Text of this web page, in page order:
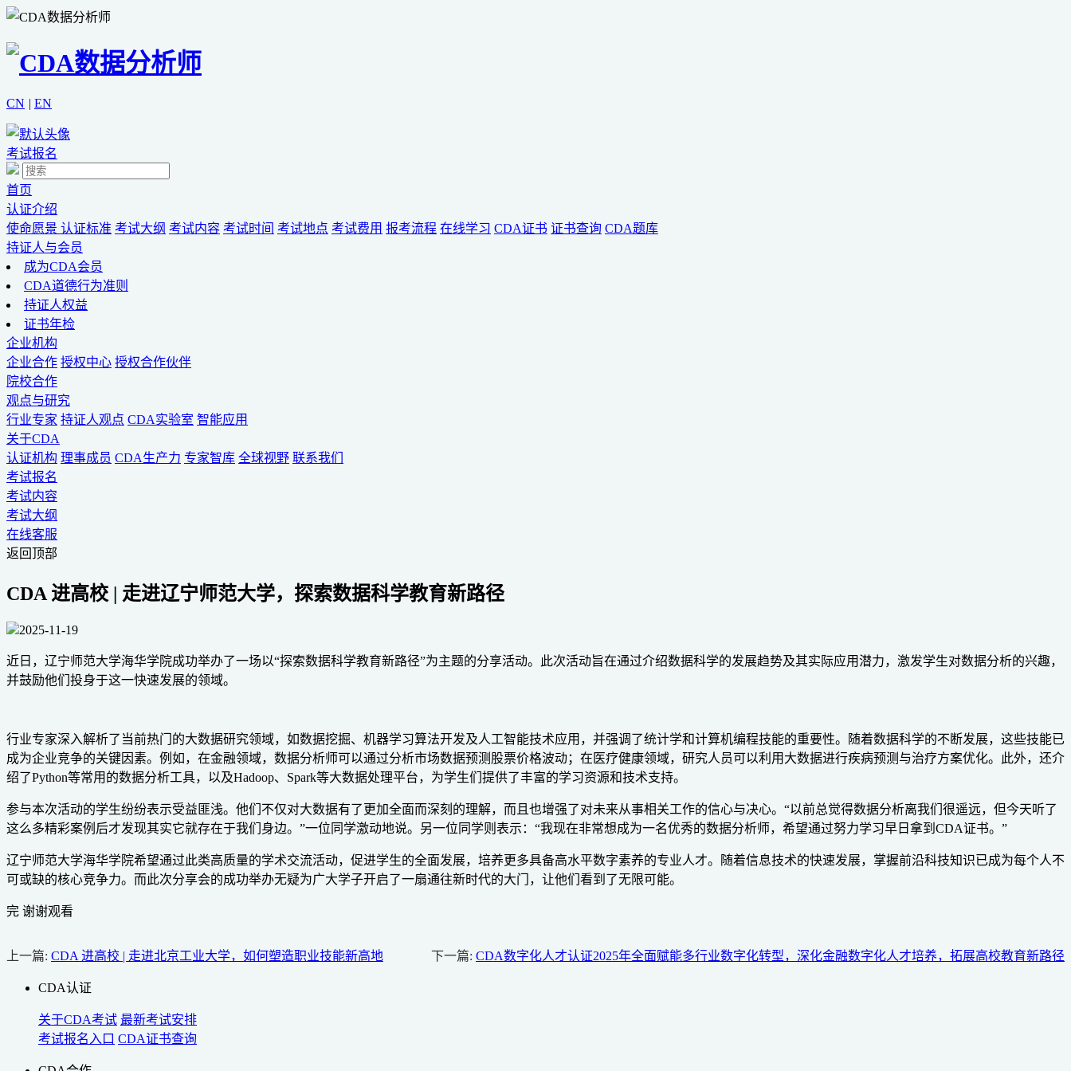
CN | EN
考试报名
首页
认证介绍
使命愿景 认证标准 考试大纲 考试内容 考试时间 考试地点 考试费用 报考流程 在线学习 CDA证书 证书查询 CDA题库
持证人与会员
成为CDA会员
CDA道德行为准则
持证人权益
证书年检
企业机构
企业合作 授权中心 授权合作伙伴
院校合作
观点与研究
行业专家 持证人观点 CDA实验室 智能应用
关于CDA
认证机构 理事成员 CDA生产力 专家智库 全球视野 联系我们
考试报名
考试内容
考试大纲
在线客服
返回顶部
CDA 进高校 | 走进辽宁师范大学，探索数据科学教育新路径
2025-11-19
近日，辽宁师范大学海华学院成功举办了一场以“探索数据科学教育新路径”为主题的分享活动。此次活动旨在通过介绍数据科学的发展趋势及其实际应用潜力，激发学生对数据分析的兴趣，
并鼓励他们投身于这一快速发展的领域。
行业专家深入解析了当前热门的大数据研究领域，如数据挖掘、机器学习算法开发及人工智能技术应用，并强调了统计学和计算机编程技能的重要性。随着数据科学的不断发展，这些技能已
成为企业竞争的关键因素。例如，在金融领域，数据分析师可以通过分析市场数据预测股票价格波动；在医疗健康领域，研究人员可以利用大数据进行疾病预测与治疗方案优化。此外，还介
绍了Python等常用的数据分析工具，以及Hadoop、Spark等大数据处理平台，为学生们提供了丰富的学习资源和技术支持。
参与本次活动的学生纷纷表示受益匪浅。他们不仅对大数据有了更加全面而深刻的理解，而且也增强了对未来从事相关工作的信心与决心。“以前总觉得数据分析离我们很遥远，但今天听了
这么多精彩案例后才发现其实它就存在于我们身边。”一位同学激动地说。另一位同学则表示：“我现在非常想成为一名优秀的数据分析师，希望通过努力学习早日拿到CDA证书。”
辽宁师范大学海华学院希望通过此类高质量的学术交流活动，促进学生的全面发展，培养更多具备高水平数字素养的专业人才。随着信息技术的快速发展，掌握前沿科技知识已成为每个人不
可或缺的核心竞争力。而此次分享会的成功举办无疑为广大学子开启了一扇通往新时代的大门，让他们看到了无限可能。
完 谢谢观看
上一篇: CDA 进高校 | 走进北京工业大学，如何塑造职业技能新高地 下一篇: CDA数字化人才认证2025年全面赋能多行业数字化转型，深化金融数字化人才培养，拓展高校教育新路径
CDA认证
关于CDA考试 最新考试安排
考试报名入口 CDA证书查询